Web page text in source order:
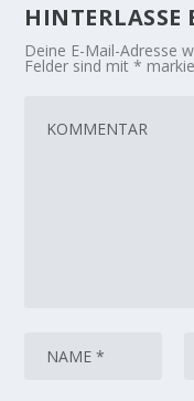
HINTERLASSE
Deine E-Mail-Adresse
Felder sind mit*